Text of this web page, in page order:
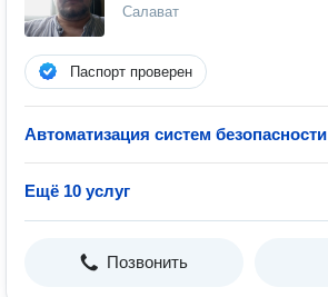
Салават
Паспорт проверен
Автоматизация систем безопасности
Ещё 10 услуг
Позвонить